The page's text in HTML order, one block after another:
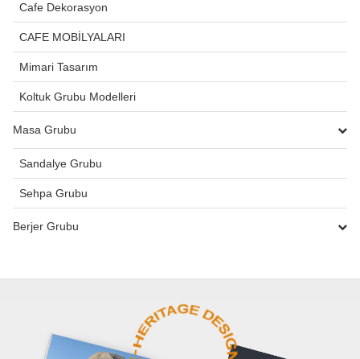
Cafe Dekorasyon
CAFE MOBİLYALARI
Mimari Tasarım
Koltuk Grubu Modelleri
Masa Grubu
Sandalye Grubu
Sehpa Grubu
Berjer Grubu